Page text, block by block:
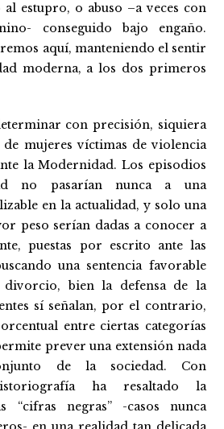
al estupro, o abuso –a veces con
conseguido bajo engaño.
aquí, manteniendo el sentir
moderna, a los dos primeros
con precisión, siquiera
mujeres víctimas de violencia
la Modernidad. Los episodios
no pasarían nunca a una
en la actualidad, y solo una
peso serían dadas a conocer a
puestas por escrito ante las
una sentencia favorable
bien la defensa de la
sí señalan, por el contrario,
entre ciertas categorías
prever una extensión nada
de la sociedad. Con
ha resaltado la
“cifras negras” -casos nunca